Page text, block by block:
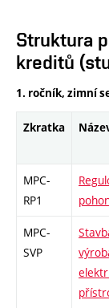
Struktura
kreditů
1. ročník, zimní
Zkratka
MPC-
RP1
MPC-
SVP